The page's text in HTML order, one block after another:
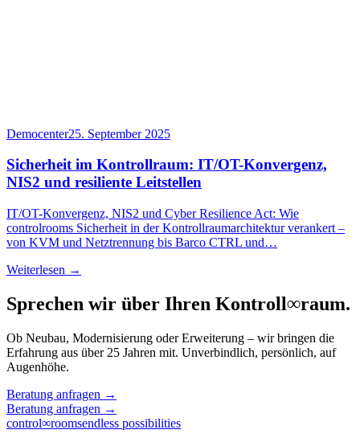
Democenter25. September 2025
Sicherheit im Kontrollraum: IT/OT-Konvergenz,
NIS2 und resiliente Leitstellen
IT/OT-Konvergenz, NIS2 und Cyber Resilience Act: Wie
controlrooms Sicherheit in der Kontrollraumarchitektur verankert –
von KVM und Netztrennung bis Barco CTRL und…
Weiterlesen →
Sprechen wir über Ihren Kontroll∞raum.
Ob Neubau, Modernisierung oder Erweiterung – wir bringen die
Erfahrung aus über 25 Jahren mit. Unverbindlich, persönlich, auf
Augenhöhe.
Beratung anfragen →
Beratung anfragen →
control∞roomsendless possibilities